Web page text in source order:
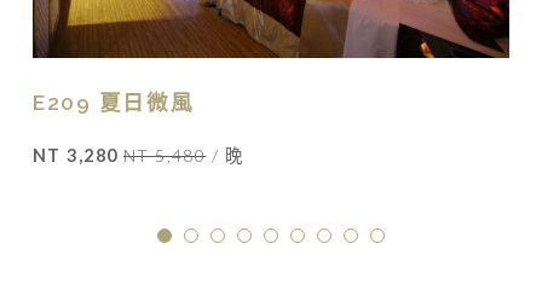
E209 夏日微風
NT 3,280 NT 5,480 / 晚